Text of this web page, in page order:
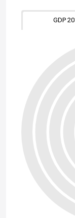
GDP